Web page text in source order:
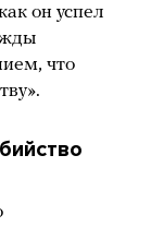
он успел
что